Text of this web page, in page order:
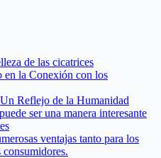
de las cicatrices
en la Conexión con los
Reflejo de la Humanidad
ser una manera interesante
ventajas tanto para los